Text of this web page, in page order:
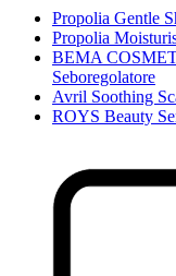
Propolia Gentle
Propolia
BEMA
Seboregolatore
Avril Soothing
ROYS Beauty